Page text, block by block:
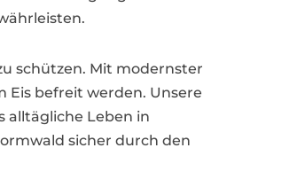
schützen. Mit modernster
Eis befreit werden. Unsere
alltägliche Leben in
sicher durch den